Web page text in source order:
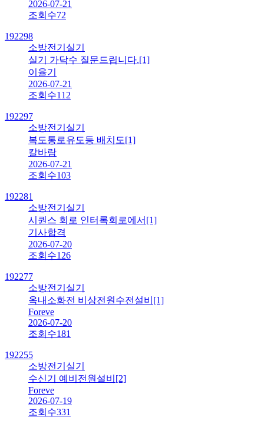
2026-07-21
조회수72
192298
소방전기실기
실기 가닥수 질문드립니다.[1]
이율기
2026-07-21
조회수112
192297
소방전기실기
복도통로유도등 배치도[1]
칼바람
2026-07-21
조회수103
192281
소방전기실기
시퀀스 회로 인터록회로에서 [1]
기사합격
2026-07-20
조회수126
192277
소방전기실기
옥내소화전 비상전원수전설비 [1]
Foreve
2026-07-20
조회수181
192255
소방전기실기
수신기 예비전원설비 [2]
Foreve
2026-07-19
조회수331